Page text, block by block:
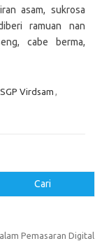
asam, sukrosa
ramuan nan
cabe berma,
Virdsam ,
Cari
Pemasaran Digital